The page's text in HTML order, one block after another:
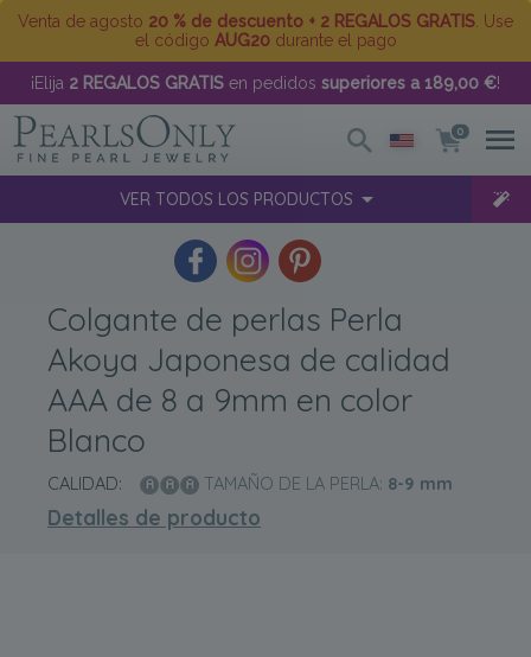
Venta de agosto 20 % de descuento + 2 REGALOS GRATIS . Use
el código AUG20durante el pago
¡Elija 2 REGALOS GRATIS en pedidos superiores a 189,00 €!
0
VER TODOS LOS PRODUCTOS
Colgante de perlas Perla
Akoya Japonesa de calidad
AAA de 8 a 9mm en color
Blanco
CALIDAD: TAMAÑO DE LA PERLA: 8-9 mm
Detalles de producto